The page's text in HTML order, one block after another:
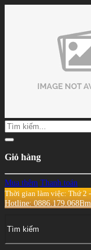
Giỏ hàng
Mua thêm Thanh toán
Thời gian làm việc: Thứ 2
Hotline: 0886.179.068